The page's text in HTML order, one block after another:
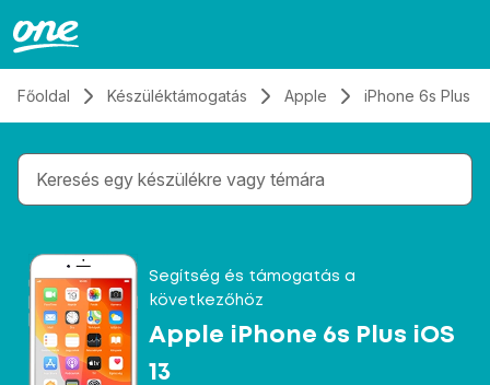
Főoldal Készüléktámogatás Apple iPhone 6s Plus
Gépelés közben megjelennek a keresési
Segítség és támogatás a
következőhöz
Apple iPhone 6s Plus iOS
13